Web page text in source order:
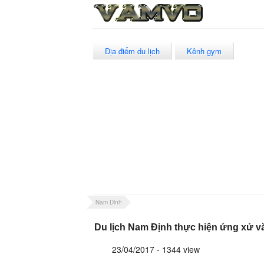
Địa điểm du lịch Kênh gym
Nam Dinh
Du lịch Nam Định thực hiện ứng xử
23/04/2017 - 1344 view